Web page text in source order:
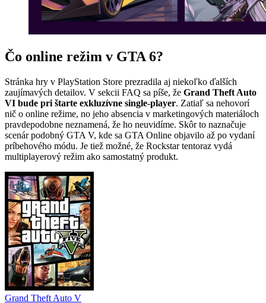
Čo online režim v GTA 6?
Stránka hry v PlayStation Store prezradila aj niekoľko ďalších
zaujímavých detailov. V sekcii FAQ sa píše, že Grand Theft Auto
VI bude pri štarte exkluzívne single-player. Zatiaľ sa nehovorí
nič o online režime, no jeho absencia v marketingových materiáloch
pravdepodobne neznamená, že ho neuvidíme. Skôr to naznačuje
scenár podobný GTA V, kde sa GTA Online objavilo až po vydaní
príbehového módu. Je tiež možné, že Rockstar tentoraz vydá
multiplayerový režim ako samostatný produkt.
Grand Theft Auto V